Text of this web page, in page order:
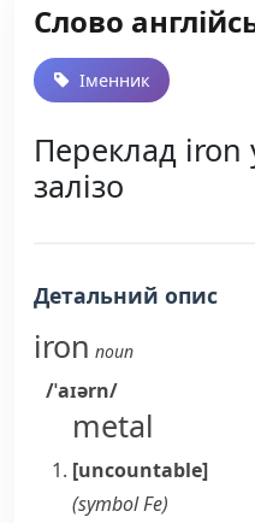
Слово
Іменник
Переклад iron
залізо
Детальний опис
iron noun
/ˈaɪərn/
metal
[uncountable]
(symbolFe)